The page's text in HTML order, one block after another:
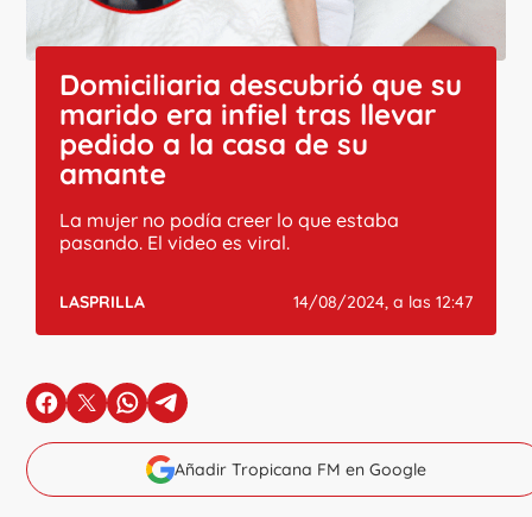
Domiciliaria descubrió que su
marido era infiel tras llevar
pedido a la casa de su
amante
La mujer no podía creer lo que estaba
pasando. El video es viral.
LASPRILLA 14/08/2024, a las 12:47
en Facebook
en Xen Whatsapp
en Telegram
Añadir Tropicana FM en Google